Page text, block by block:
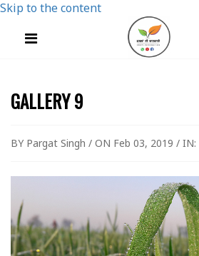
Skip to the content
GALLERY 9
BY Pargat Singh / ON Feb 03, 2019 / IN: